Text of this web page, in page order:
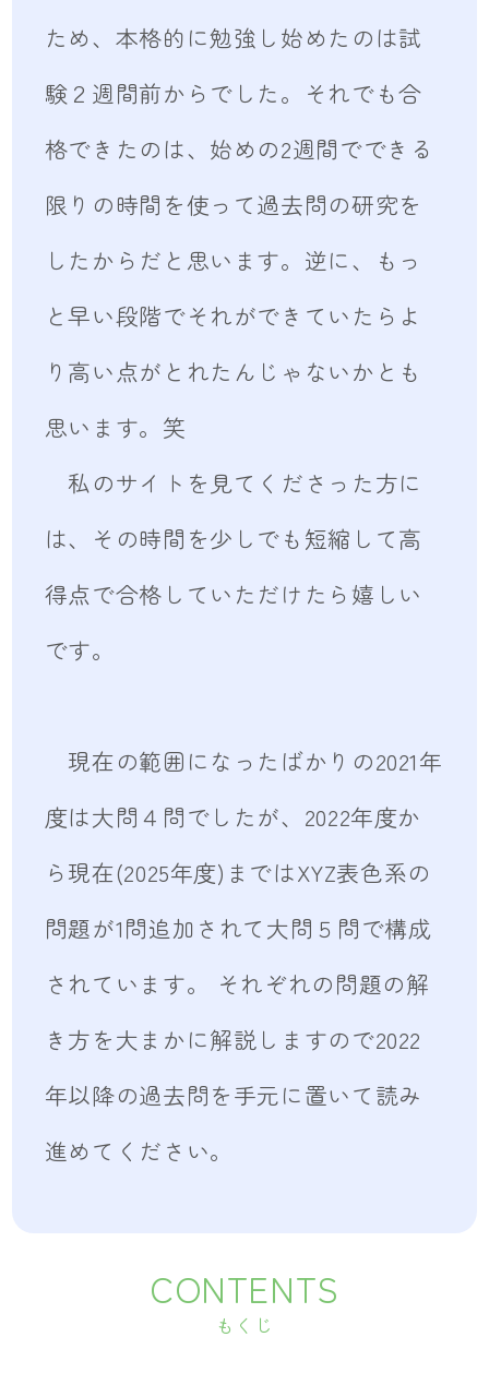
ため、本格的に勉強し始めたのは試
験２週間前からでした。それでも合
格できたのは、始めの2週間でできる
限りの時間を使って過去問の研究を
したからだと思います。逆に、もっ
と早い段階でそれができていたらよ
り高い点がとれたんじゃないかとも
思います。笑
私のサイトを見てくださった方に
は、その時間を少しでも短縮して高
得点で合格していただけたら嬉しい
です。
現在の範囲になったばかりの2021年
度は大問４問でしたが、2022年度か
ら現在(2025年度)まではXYZ表色系の
問題が1問追加されて大問５問で構成
されています。 それぞれの問題の解
き方を大まかに解説しますので2022
年以降の過去問を手元に置いて読み
進めてください。
CONTENTS
もくじ